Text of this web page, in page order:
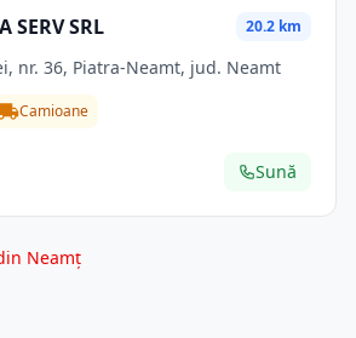
SERV SRL 20.2 km
nr. 36, Piatra-Neamt, jud. Neamt
Camioane
Sună
Neamț